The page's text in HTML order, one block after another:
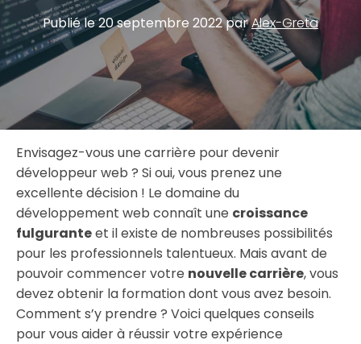
Publié le20 septembre 2022parAlex-Greta
Envisagez-vous une carrière pour devenir
développeur web ? Si oui, vous prenez une
excellente décision ! Le domaine du
développement web connaît une croissance
fulguranteet il existe de nombreuses possibilités
pour les professionnels talentueux. Mais avant de
pouvoir commencer votre nouvelle carrière, vous
devez obtenir la formation dont vous avez besoin.
Comment s’y prendre ? Voici quelques conseils
pour vous aider à réussir votre expérience